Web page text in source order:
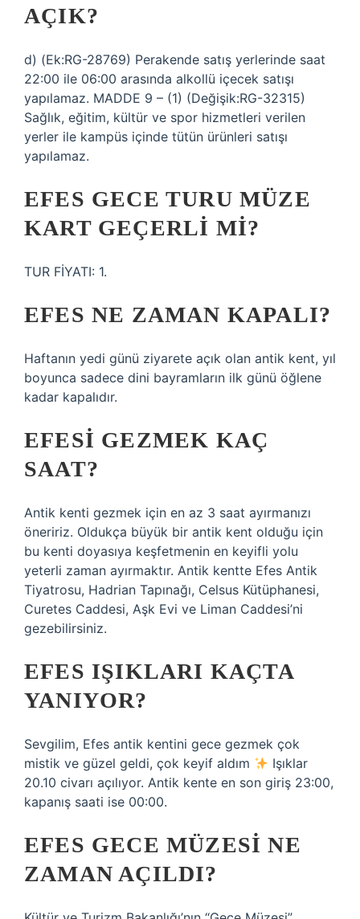
AÇIK?
d) (Ek:RG-28769) Perakende satış yerlerinde saat
22:00 ile 06:00 arasında alkollü içecek satışı
yapılamaz. MADDE 9 – (1) (Değişik:RG-32315)
Sağlık, eğitim, kültür ve spor hizmetleri verilen
yerler ile kampüs içinde tütün ürünleri satışı
yapılamaz.
EFES GECE TURU MÜZE
KART GEÇERLI MI?
TUR FİYATI: 1.
EFES NE ZAMAN KAPALI?
Haftanın yedi günü ziyarete açık olan antik kent, yıl
boyunca sadece dini bayramların ilk günü öğlene
kadar kapalıdır.
EFESI GEZMEK KAÇ
SAAT?
Antik kenti gezmek için en az 3 saat ayırmanızı
öneririz. Oldukça büyük bir antik kent olduğu için
bu kenti doyasıya keşfetmenin en keyifli yolu
yeterli zaman ayırmaktır. Antik kentte Efes Antik
Tiyatrosu, Hadrian Tapınağı, Celsus Kütüphanesi,
Curetes Caddesi, Aşk Evi ve Liman Caddesi’ni
gezebilirsiniz.
EFES IŞIKLARI KAÇTA
YANIYOR?
Sevgilim, Efes antik kentini gece gezmek çok
mistik ve güzel geldi, çok keyif aldım
Işıklar
20.10 civarı açılıyor. Antik kente en son giriş 23:00,
kapanış saati ise 00:00.
EFES GECE MÜZESI NE
ZAMAN AÇILDI?